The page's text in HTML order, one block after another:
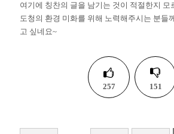
여기에 칭찬의 글을 남기는 것이 적절한지 모
도청의 환경 미화를 위해 노력해주시는 분들
고 싶네요~
257 151